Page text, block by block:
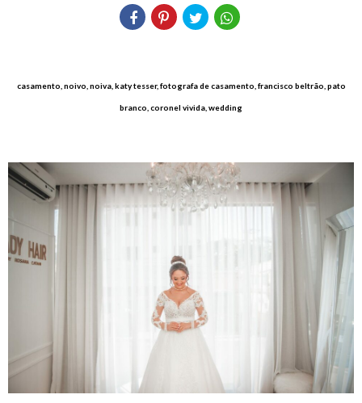
casamento, noivo, noiva, katy tesser, fotografa de casamento, francisco beltrão, pato
branco, coronel vivida, wedding